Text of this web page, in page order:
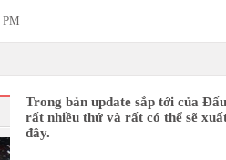
Trong bản update sắp tới của
rất nhiều thứ và rất có thể sẽ
đây.